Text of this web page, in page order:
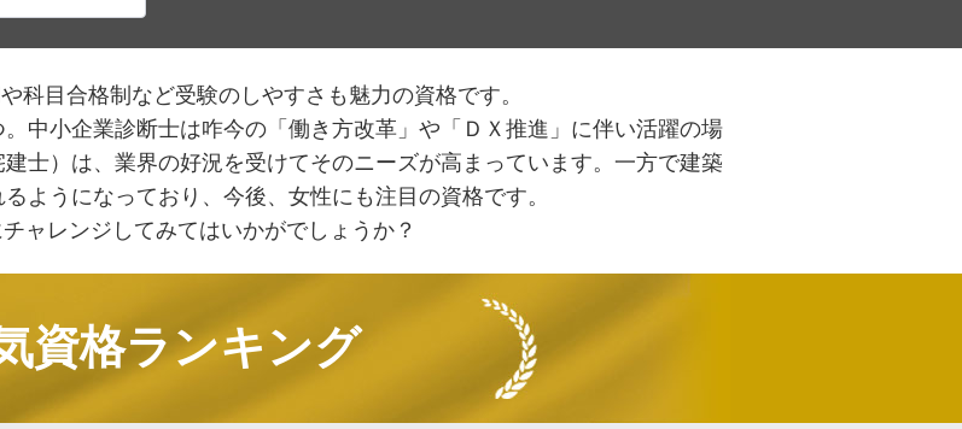
科目合格制など受験のしやすさも魅力の資格です。
中小企業診断士は咋今の「働き方改革」や「ＤＸ推進」に伴い活躍の場
士）は、業界の好況を受けてそのニーズが高まっています。一方で建築
ようになっており、今後、女性にも注目の資格です。
ャレンジしてみてはいかがでしょうか？
資格ランキング